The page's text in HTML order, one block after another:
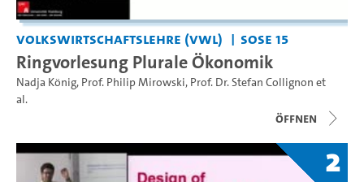
Volkswirtschaftslehre (VWL) SoSe 15
Ringvorlesung Plurale Ökonomik
Nadja König, Prof. Philip Mirowski, Prof. Dr. Stefan Collignon et
al.
Öffnen
2